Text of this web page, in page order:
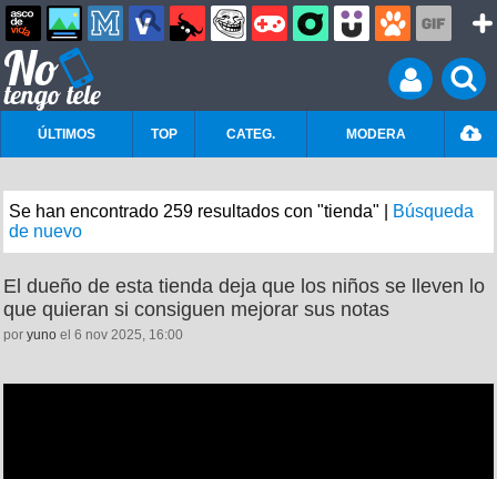
ÚLTIMOS TOP CATEG. MODERA
Se han encontrado 259 resultados con "tienda" |
Búsqueda
de nuevo
El dueño de esta tienda deja que los niños se lleven lo
que quieran si consiguen mejorar sus notas
por yuno el 6 nov 2025, 16:00